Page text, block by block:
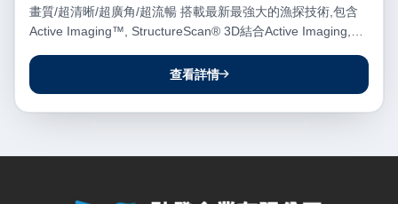
畫質/超清晰/超廣角/超流暢 搭載最新最強大的漁探技術,包含
Active Imaging™, StructureScan® 3D結合Active Imaging,
查看詳情